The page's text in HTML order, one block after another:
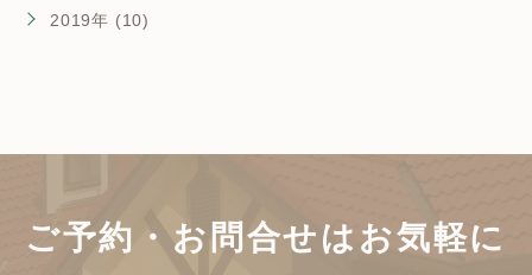
2019年 (10)
ご予約・お問合せは お気軽に